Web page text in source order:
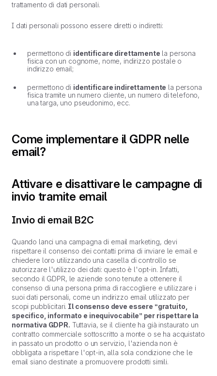
trattamento di dati personali.
I dati personali possono essere diretti o indiretti:
permettono di identificare direttamente la persona
fisica con un cognome, nome, indirizzo postale o
indirizzo email;
permettono di identificare indirettamente la persona
fisica tramite un numero cliente, un numero di telefono,
una targa, uno pseudonimo, ecc.
Come implementare il GDPR nelle
email?
Attivare e disattivare le campagne di
invio tramite email
Invio di email B2C
Quando lanci una campagna di email marketing, devi
rispettare il consenso dei contatti prima di inviare le email e
chiedere loro utilizzando una casella di controllo se
autorizzare l'utilizzo dei dati: questo è l'opt-in. Infatti,
secondo il GDPR, le aziende sono tenute a ottenere il
consenso di una persona prima di raccogliere e utilizzare i
suoi dati personali, come un indirizzo email utilizzato per
scopi pubblicitari. Il consenso deve essere “gratuito,
specifico, informato e inequivocabile” per rispettare la
normativa GDPR. Tuttavia, se il cliente ha già instaurato un
contratto commerciale sottoscritto a monte o se ha acquistato
in passato un prodotto o un servizio, l'azienda non è
obbligata a rispettare l'opt-in, alla sola condizione che le
email siano destinate a promuovere prodotti simili.